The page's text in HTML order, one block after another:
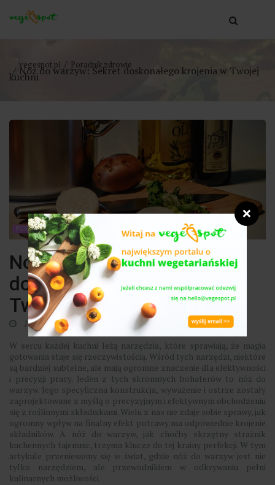
vegespot.pl Poradnik zdrowie
Nóż do warzyw: Sekret doskonałego krojenia w Twojej
kuchni
PORADNIK ZDROWIE
Nóż do warzyw: Sekret
doskonałego krojenia w
Twojej kuchni
16 sierpnia 2023
​W sercu każdej kuchni leżą narzędzia, które sprawiają, że magia
gotowania staje się rzeczywistością. Wśród tych narzędzi, niektóre
są bardziej subtelne, ale mają ogromne znaczenie dla efektywności
i precyzji pracy. Jeden z tych skromnych bohaterów to nóż do
warzyw. Jego specyficzna konstrukcja, wyważenie i ostrze zostały
zaprojektowane z myślą o precyzyjnym i efektywnym obchodzeniu
się z roślinnymi składnikami. Wielu z nas nie zdaje sobie sprawy, jak
ogromny wpływ na finalny efekt potrawy ma odpowiednie krojenie
składników. A nóż do warzyw, jak choćby skrzętny strażnik
kuchennych tajemnic, trzyma klucze do tej krainy perfekcji. W tym
artykule przeniesiemy się w świat, gdzie nóż do warzyw jest nie
tylko narzędziem, ale przewodnikiem w odkrywaniu pełni
kulinarnych możliwości.
❌